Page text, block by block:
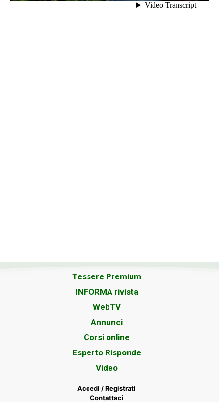
Tessere Premium
INFORMA rivista
WebTV
Annunci
Corsi online
Esperto Risponde
Video
Accedi / Registrati
Contattaci